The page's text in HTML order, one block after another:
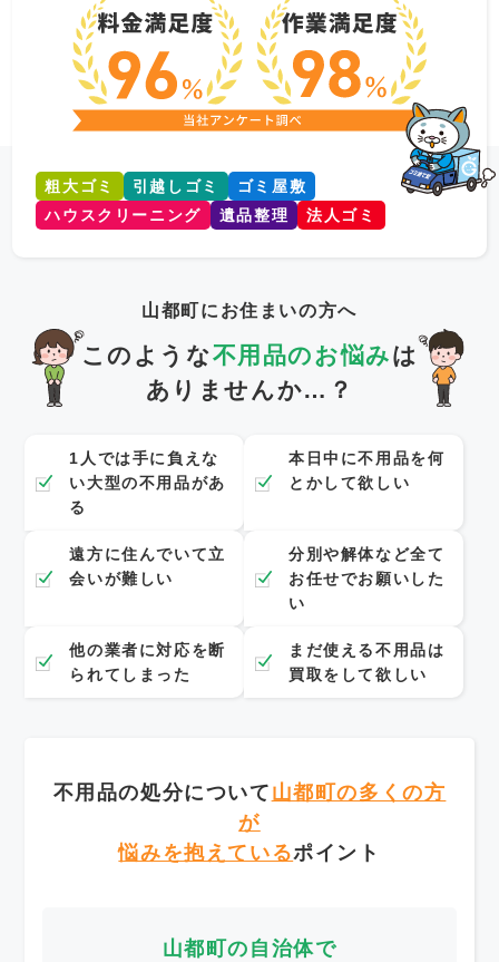
粗大ゴミ 引越しゴミ
ゴミ屋敷
ハウスクリーニング
遺品整理 法人ゴミ
山都町にお住まいの方へ
このような不用品のお悩みは
ありませんか…？
1人では手に負えな
い大型の不用品があ
る
本日中に不用品を何
とかして欲しい
遠方に住んでいて立
会いが難しい
分別や解体など全て
お任せでお願いした
い
他の業者に対応を断
られてしまった
まだ使える不用品は
買取をして欲しい
不用品の処分について 山都町の多くの方
が
悩みを抱えているポイント
山都町の自治体で